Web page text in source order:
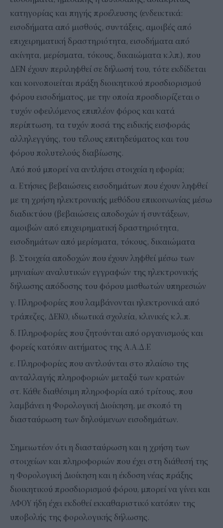
κατηγορίας και πηγής προέλευσης (ενδεικτικά:
εισοδήματα από μισθούς, συντάξεις, αμοιβές από
επιχειρηματική δραστηριότητα, εισοδήματα από
ακίνητα, μερίσματα, τόκους, δικαιώματα κ.λπ.), που
ΔΕΝ έχουν περιληφθεί σε δήλωσή του, τότε εκδίδεται
και κοινοποιείται πράξη διοικητικού προσδιορισμού
φόρου εισοδήματος, με την οποία προσδιορίζεται ο
τυχόν οφειλόμενος επιπλέον φόρος και κατά
περίπτωση, τα τυχόν ποσά της ειδικής εισφοράς
αλληλεγγύης, του τέλους επιτηδεύματος και του
φόρου πολυτελούς διαβίωσης.
Από πού μπορεί να αντλήσει στοιχεία η εφορία;
α. Ετήσιες βεβαιώσεις εισοδημάτων που έχουν ληφθεί
με τη χρήση ηλεκτρονικής μεθόδου επικοινωνίας μέσω
διαδικτύου (βεβαιώσεις αποδοχών ή συντάξεων,
αμοιβών από επιχειρηματική δραστηριότητα,
εισοδημάτων από μερίσματα, τόκους, δικαιώματα
β. Στοιχεία αποδοχών που έχουν ληφθεί μέσω των
μηνιαίων αναλυτικών εγγραφών της ηλεκτρονικής
δήλωσης απόδοσης του φόρου μισθωτών υπηρεσιών
γ. Πληροφορίες που λαμβάνονται ηλεκτρονικά από
τράπεζες, ΔΕΚΟ, ιδιωτικά σχολεία, κλινικές κ.λ.π.
δ. Πληροφορίες που ζητούνται από οργανισμούς και
φορείς κατόπιν αιτήματος της Α.Α.Δ.Ε
ε. Πληροφορίες που αντλούνται στο πλαίσιο της
ανταλλαγής πληροφοριών μεταξύ των κρατών
στ. Κάθε διαθέσιμη πληροφορία από τρίτους, που
λαμβάνει η Φορολογική Διοίκηση, με σκοπό τη
διασταύρωση των δηλούμενων εισοδημάτων.
Σημειωτέον ότι η διασταύρωση και η χρήση των
στοιχείων και πληροφοριών που έχει στη διάθεσή της
η Φορολογική Διοίκηση και η έκδοση νέας πράξης
διοικητικού προσδιορισμού φόρου, μπορεί να γίνει και
ΑΦΟΥ ήδη έχει εκδοθεί εκκαθαριστικό κατόπιν της
υποβολής της φορολογικής δήλωσης.